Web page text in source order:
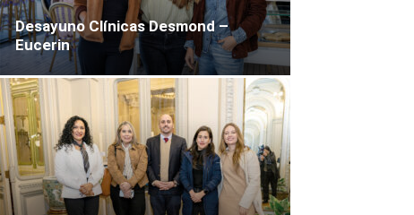
Desayuno Clínicas Desmond –
Eucerin